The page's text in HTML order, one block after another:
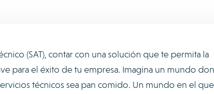
(SAT), contar con una solución que te permita la
para el éxito de tu empresa. Imagina un mundo
técnicos sea pan comido. Un mundo en el que